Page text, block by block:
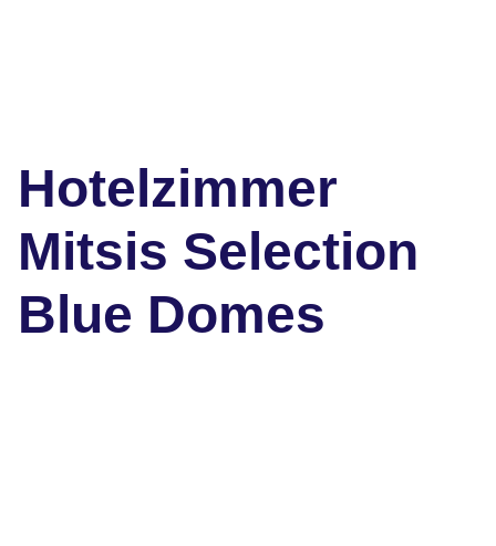
Hotelzimmer
Mitsis Selection
Blue Domes